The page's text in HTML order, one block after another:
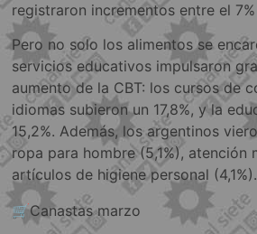
registraron incrementos entre el
Pero no solo los alimentos se
servicios educativos impulsaron
aumento de la CBT: los cursos de
idiomas subieron un 17,8%, y la
15,2%. Además, los argentinos
ropa para hombre (5,1%), atención
artículos de higiene personal (4,1%).
🛒Canastas marzo